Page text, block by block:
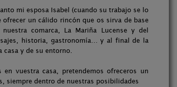
mi esposa Isabel (cuando su trabajo se lo
ofrecer un cálido rincón que os sirva de base
comarca, La Mariña Lucense y del
historia, gastronomía… y al final de la
casa y de su entorno.
vuestra casa, pretendemos ofreceros un
siempre dentro de nuestras posibilidades